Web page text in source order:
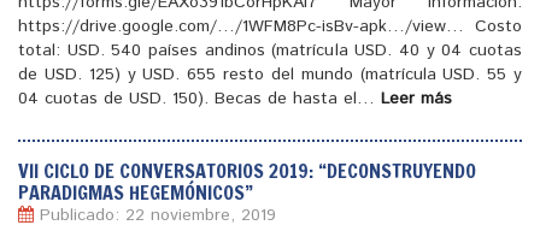
https://drive.google.com/…/1WFM8Pc-isBv-apk…/view… Costo
total: USD. 540 países andinos (matrícula USD. 40 y 04 cuotas
de USD. 125) y USD. 655 resto del mundo (matrícula USD. 55 y
04 cuotas de USD. 150). Becas de hasta el… Leer más
VII CICLO DE CONVERSATORIOS 2019: “DECONSTRUYENDO
PARADIGMAS HEGEMÓNICOS”
Publicado: 22 noviembre, 2019